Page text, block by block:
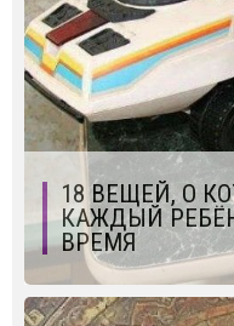
18 ВЕЩЕЙ, О
КАЖДЫЙ
ВРЕМЯ